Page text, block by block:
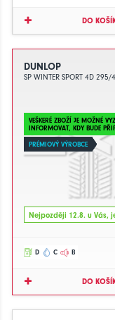
DO
DUNLOP
SP WINTER SPORT 4D
VEŠKERÉ ZBOŽÍ JE MOŽNÉ
INFORMOVAT, KDY BUDE
PRÉMIOVÝ VÝROBCE
Nejpozději 12.8. u Vás,
D C B
DO